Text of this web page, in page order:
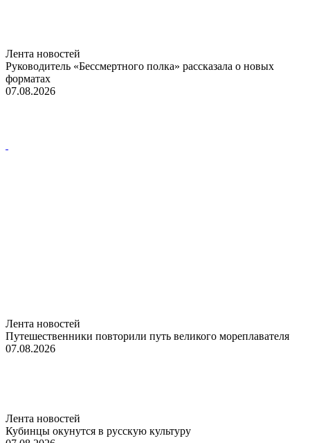
Лента новостей
Руководитель «Бессмертного полка» рассказала о новых
форматах
07.08.2026
Лента новостей
Путешественники повторили путь великого мореплавателя
07.08.2026
Лента новостей
Кубинцы окунутся в русскую культуру